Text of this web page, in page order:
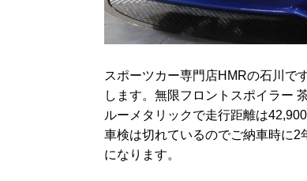
スポーツカー専門店HMRの石川で
します。無限フロントスポイラー
ルーメタリックで走行距離は
車検は切れているのでご納車時に2
になります。